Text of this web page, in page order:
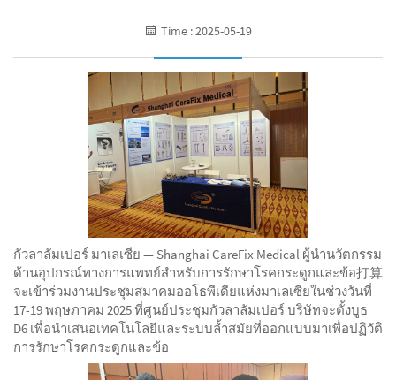
Time : 2025-05-19
กัวลาลัมเปอร์ มาเลเซีย — Shanghai CareFix Medical ผู้นำนวัตกรรม
ด้านอุปกรณ์ทางการแพทย์สำหรับการรักษาโรคกระดูกและข้อ打算
จะเข้าร่วมงานประชุมสมาคมออโธพีเดียแห่งมาเลเซียในช่วงวันที่
17-19 พฤษภาคม 2025 ที่ศูนย์ประชุมกัวลาลัมเปอร์ บริษัทจะตั้งบูธ
D6 เพื่อนำเสนอเทคโนโลยีและระบบล้ำสมัยที่ออกแบบมาเพื่อปฏิวัติ
การรักษาโรคกระดูกและข้อ